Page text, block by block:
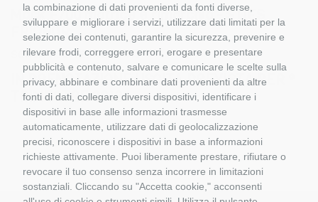
la combinazione di dati provenienti da fonti diverse,
sviluppare e migliorare i servizi, utilizzare dati limitati per la
selezione dei contenuti, garantire la sicurezza, prevenire e
rilevare frodi, correggere errori, erogare e presentare
pubblicità e contenuto, salvare e comunicare le scelte sulla
privacy, abbinare e combinare dati provenienti da altre
fonti di dati, collegare diversi dispositivi, identificare i
dispositivi in base alle informazioni trasmesse
automaticamente, utilizzare dati di geolocalizzazione
precisi, riconoscere i dispositivi in base a informazioni
richieste attivamente. Puoi liberamente prestare, rifiutare o
revocare il tuo consenso senza incorrere in limitazioni
sostanziali. Cliccando su "Accetta cookie," acconsenti
Mack F700 motrice e rimorchio - STIES
FRIONOR
SCALA 1:5O TEKNO 71415
IN PRENOTAZIONE USCITA PREVISTA PER °
TRIMESTRE 2019